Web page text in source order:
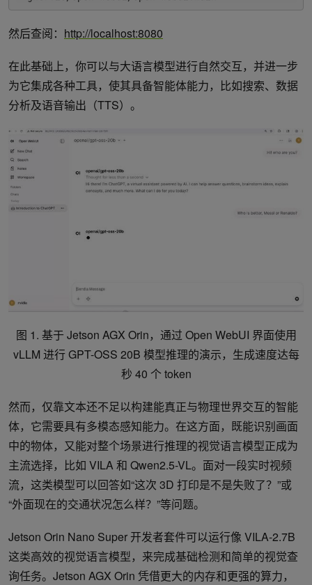
然后查阅： http://localhost:8080
在此基础上，你可以与大语言模型进行自然交互，并进一步
为它集成各种工具，使其具备智能体能力，比如搜索、数据
分析及语音输出（TTS）。
图 1. 基于 Jetson AGX Orin，通过 Open WebUI 界面使用
vLLM 进行 GPT-OSS 20B 模型推理的演示，生成速度达每
秒 40 个 token
然而，仅靠文本还不足以构建能真正与物理世界交互的智能
体，它需要具有多模态感知能力。在这方面，既能识别画面
中的物体，又能对整个场景进行推理的视觉语言模型正成为
主流选择，比如 VILA 和 Qwen2.5-VL。面对一段实时视频
流，这类模型可以回答如“这次 3D 打印是不是失败了？”或
“外面现在的交通状况怎么样？”等问题。
Jetson Orin Nano Super 开发者套件可以运行像 VILA-2.7B
这类高效的视觉语言模型，来完成基础检测和简单的视觉查
询任务。Jetson AGX Orin 凭借更大的内存和更强的算力，